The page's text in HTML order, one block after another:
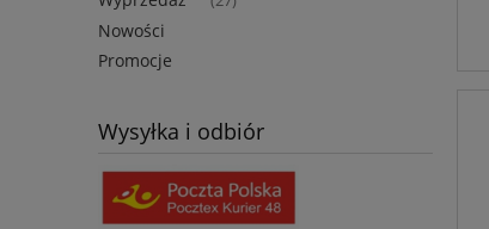
Nowości
Promocje
Wysyłka i odbiór